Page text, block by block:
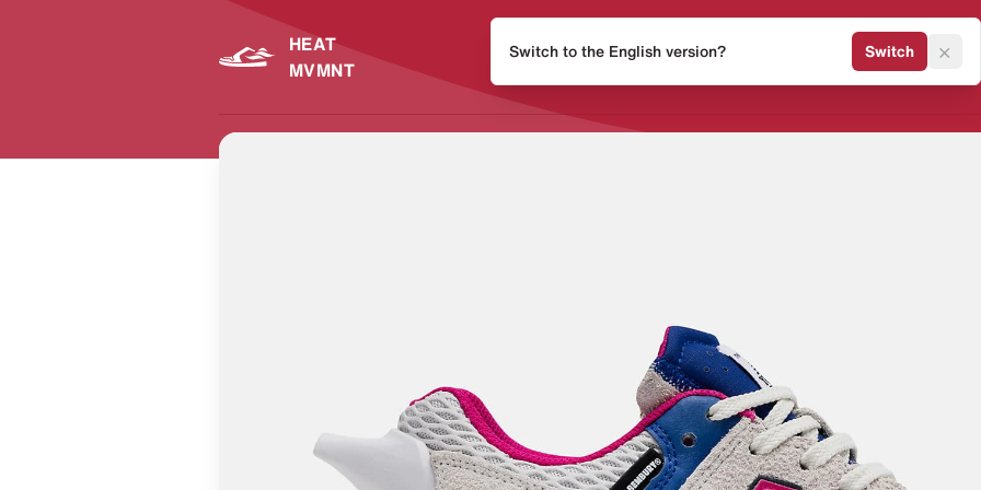
HEAT
MVMNT
Release Kalender Sneaker
Switch to the English version? Switch ×